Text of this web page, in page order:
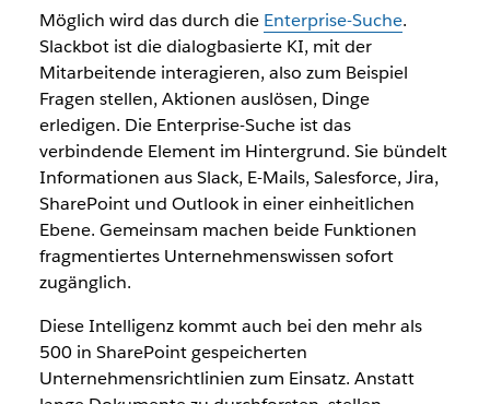
Möglich wird das durch die Enterprise-Suche.
Slackbot ist die dialogbasierte KI, mit der
Mitarbeitende interagieren, also zum Beispiel
Fragen stellen, Aktionen auslösen, Dinge
erledigen. Die Enterprise-Suche ist das
verbindende Element im Hintergrund. Sie bündelt
Informationen aus Slack, E-Mails, Salesforce, Jira,
SharePoint und Outlook in einer einheitlichen
Ebene. Gemeinsam machen beide Funktionen
fragmentiertes Unternehmenswissen sofort
zugänglich.
Diese Intelligenz kommt auch bei den mehr als
500 in SharePoint gespeicherten
Unternehmensrichtlinien zum Einsatz. Anstatt